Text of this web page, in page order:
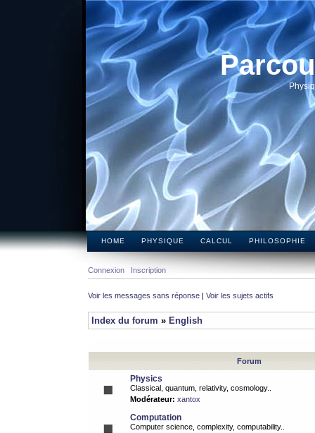
HOME PHYSIQUE CALCUL PHILOSOPHIE
Connexion Inscription
Voir les messages sans réponse | Voir les sujets actifs
Index du forum » English
Forum
Physics
Classical, quantum, relativity, cosmology..
Modérateur: xantox
Computation
Computer science, complexity, computability..